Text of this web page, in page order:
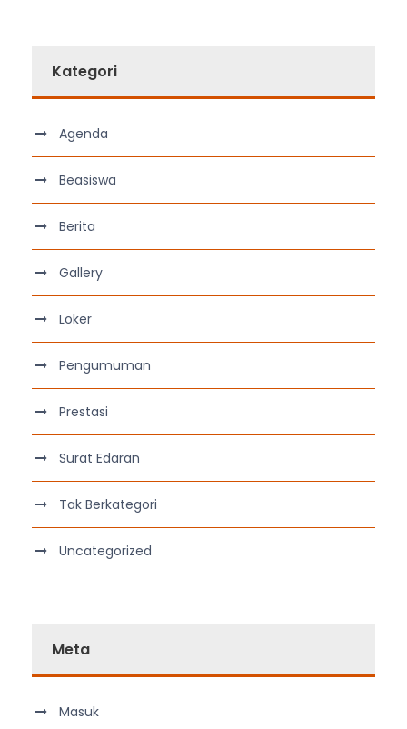
Kategori
Agenda
Beasiswa
Berita
Gallery
Loker
Pengumuman
Prestasi
Surat Edaran
Tak Berkategori
Uncategorized
Meta
Masuk